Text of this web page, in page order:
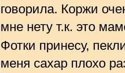
говорила. Коржи
мне нету т.к. это
Фотки принесу,
меня сахар плохо